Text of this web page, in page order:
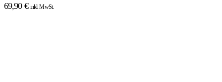
69,90 € inkl. MwSt.